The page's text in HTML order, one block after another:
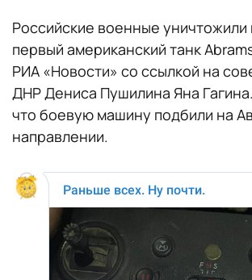
Российские военные
первый американский танк
РИА «Новости» со ссылкой на
ДНР Дениса Пушилина Яна
что боевую машину подбили на
направлении.